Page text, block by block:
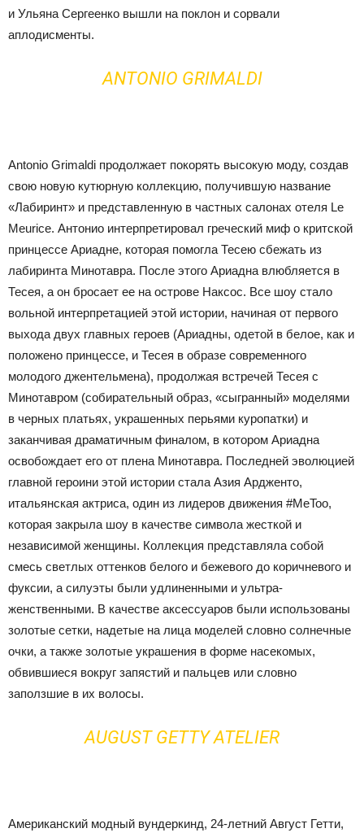
и Ульяна Сергеенко вышли на поклон и сорвали
аплодисменты.
ANTONIO GRIMALDI
Antonio Grimaldi продолжает покорять высокую моду, создав
свою новую кутюрную коллекцию, получившую название
«Лабиринт» и представленную в частных салонах отеля Le
Meurice. Антонио интерпретировал греческий миф о критской
принцессе Ариадне, которая помогла Тесею сбежать из
лабиринта Минотавра. После этого Ариадна влюбляется в
Тесея, а он бросает ее на острове Наксос. Все шоу стало
вольной интерпретацией этой истории, начиная от первого
выхода двух главных героев (Ариадны, одетой в белое, как и
положено принцессе, и Тесея в образе современного
молодого джентельмена), продолжая встречей Тесея с
Минотавром (собирательный образ, «сыгранный» моделями
в черных платьях, украшенных перьями куропатки) и
заканчивая драматичным финалом, в котором Ариадна
освобождает его от плена Минотавра. Последней эволюцией
главной героини этой истории стала Азия Ардженто,
итальянская актриса, один из лидеров движения #MeToo,
которая закрыла шоу в качестве символа жесткой и
независимой женщины. Коллекция представляла собой
смесь светлых оттенков белого и бежевого до коричневого и
фуксии, а силуэты были удлиненными и ультра-
женственными. В качестве аксессуаров были использованы
золотые сетки, надетые на лица моделей словно солнечные
очки, а также золотые украшения в форме насекомых,
обвившиеся вокруг запястий и пальцев или словно
заползшие в их волосы.
AUGUST GETTY ATELIER
Американский модный вундеркинд, 24-летний Август Гетти,